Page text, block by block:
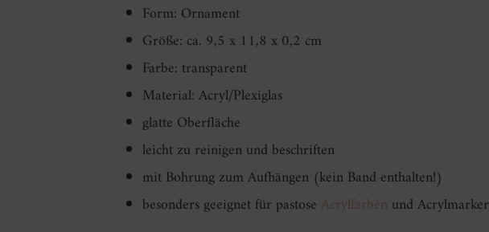
Form: Ornament
Größe: ca. 9,5 x 11,8 x 0,2 cm
Farbe: transparent
Material: Acryl/Plexiglas
glatte Oberfläche
leicht zu reinigen und beschriften
mit Bohrung zum Aufhängen (kein Band enthalten!)
besonders geeignet für pastose Acrylfarben und